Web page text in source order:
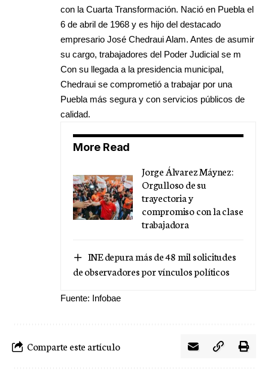
con la Cuarta Transformación. Nació en Puebla el
6 de abril de 1968 y es hijo del destacado
empresario José Chedraui Alam. Antes de asumir
su cargo, trabajadores del Poder Judicial se m
Con su llegada a la presidencia municipal,
Chedraui se comprometió a trabajar por una
Puebla más segura y con servicios públicos de
calidad.
More Read
Jorge Álvarez Máynez:
Orgulloso de su
trayectoria y
compromiso con la clase
trabajadora
INE depura más de 48 mil solicitudes
de observadores por vínculos políticos
Fuente: Infobae
Comparte este artículo